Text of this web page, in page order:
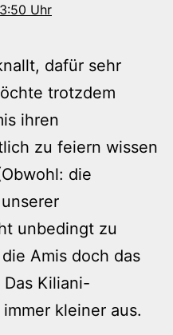
Uhr
dafür sehr
trotzdem
ihren
zu feiern wissen
die
unbedingt zu
Amis doch das
Kiliani-
kleiner aus.